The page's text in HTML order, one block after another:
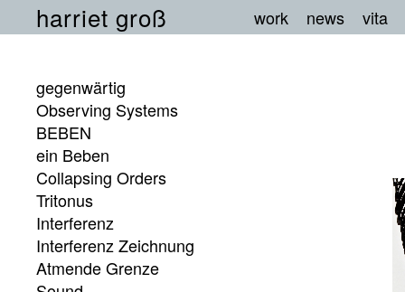
harriet groß work news vita
gegenwärtig
Observing Systems
BEBEN
ein Beben
Collapsing Orders
Tritonus
Interferenz
Interferenz Zeichnung
Atmende Grenze